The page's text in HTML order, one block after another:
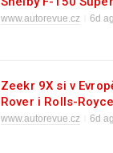
výkon supersportu
www.autorevue.cz 6d
Zeekr 9X si v
Rover i Rolls-
luxus a skoro 900
www.autorevue.cz 6d